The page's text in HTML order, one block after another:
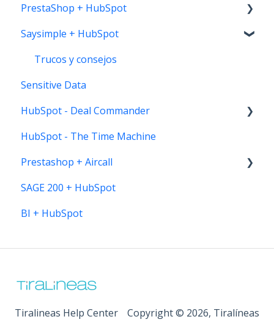
PrestaShop + HubSpot
Instalación PrestaShop > HubSpot
Recursos
Saysimple + HubSpot
Trucos y consejos
Sensitive Data
HubSpot - Deal Commander
Instalación Deal Commander
HubSpot - The Time Machine
Prestashop + Aircall
Instalación y configuración
Recursos
SAGE 200 + HubSpot
BI + HubSpot
Tiralineas Help Center Copyright © 2026, Tiralíneas